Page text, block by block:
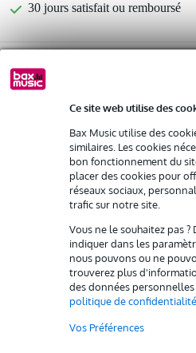
Ce site web utilise des
Bax Music utilise des
similaires. Les cookies
bon fonctionnement du
placer des cookies pour
réseaux sociaux,
trafic sur notre site.
Vous ne le souhaitez pas ?
indiquer dans les
nous pouvons ou ne
trouverez plus
des données
politique de confidentialité
Vos Préférences
30 jours satisfait ou remboursé
Louez ce produit
Louez ce produit à partir de 55
Location de plusieurs produits
Livraison à domicilegratuite
Résiliation possible du contrat
Possibilité d'acheter votre/vos
Remplacement rapide par Bax
Louez ce
Informations
LD Systems MAUI 5 GO
système sono actif en colonne
couleur : noir
Afficher toutes les caractéristiques
Accessoires (11)